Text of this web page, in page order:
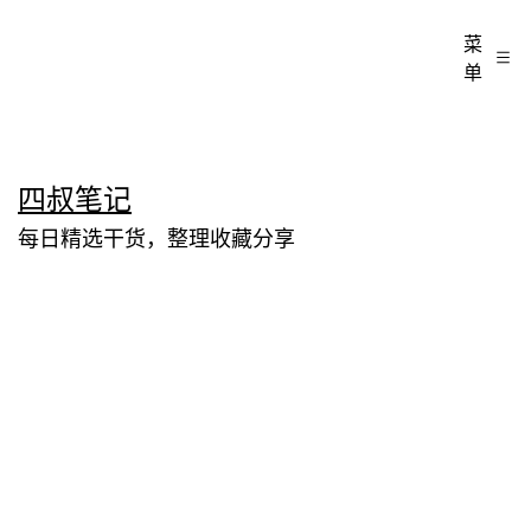
至
内
四叔笔记
每日精选干货，整理收藏分享
菜
单